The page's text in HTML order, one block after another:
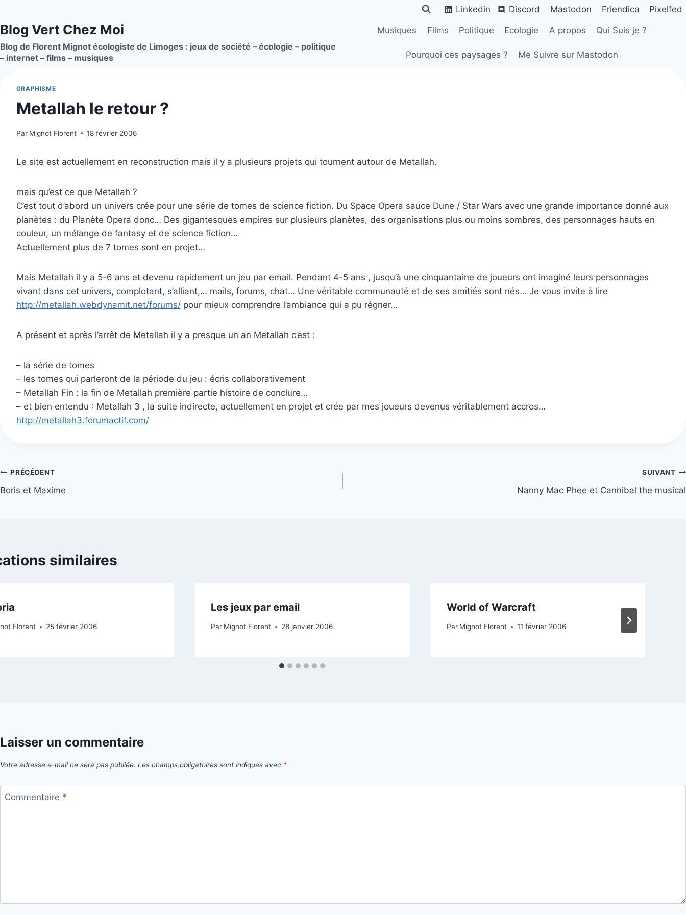
contenu
Linkedin Discord Mastodon Friendica Pixelfed
Blog Vert Chez Moi
Blog de Florent Mignot écologiste de Limoges : jeux de société – écologie – politique
– internet – films – musiques
Musiques Films Politique Ecologie A propos Qui Suis je ?
Pourquoi ces paysages ? Me Suivre sur Mastodon
GRAPHISME
Metallah le retour ?
Par Mignot Florent 18 février 2006
Le site est actuellement en reconstruction mais il y a plusieurs projets qui tournent autour de Metallah.
mais qu’est ce que Metallah ?
C’est tout d’abord un univers crée pour une série de tomes de science fiction. Du Space Opera sauce Dune / Star Wars avec une grande importance donné aux
planètes : du Planète Opera donc… Des gigantesques empires sur plusieurs planètes, des organisations plus ou moins sombres, des personnages hauts en
couleur, un mélange de fantasy et de science fiction…
Actuellement plus de 7 tomes sont en projet…
Mais Metallah il y a 5-6 ans et devenu rapidement un jeu par email. Pendant 4-5 ans , jusqu’à une cinquantaine de joueurs ont imaginé leurs personnages
vivant dans cet univers, complotant, s’alliant,… mails, forums, chat… Une véritable communauté et de ses amitiés sont nés… Je vous invite à lire
http://metallah.webdynamit.net/forums/pour mieux comprendre l’ambiance qui a pu régner…
A présent et après l’arrêt de Metallah il y a presque un an Metallah c’est :
– la série de tomes
– les tomes qui parleront de la période du jeu : écris collaborativement
– Metallah Fin : la fin de Metallah première partie histoire de conclure…
– et bien entendu : Metallah 3 , la suite indirecte, actuellement en projet et crée par mes joueurs devenus véritablement accros…
http://metallah3.forumactif.com/
Navigation
de
PRÉCÉDENT
Boris et Maxime
SUIVANT
Nanny Mac Phee et Cannibal the musical
similaires
Florent 25 février 2006
Les jeux par email
Par Mignot Florent 28 janvier 2006
World of Warcraft
Par Mignot Florent 11 février 2006
Laisser un commentaire
Votre adresse e-mail ne sera pas publiée. Les champs obligatoires sont indiqués avec *
Commentaire *